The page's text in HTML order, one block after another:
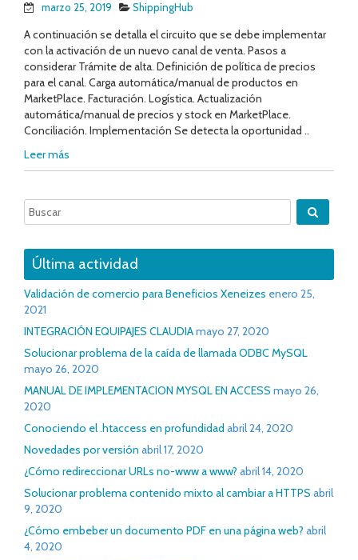
marzo 25, 2019 ShippingHub
A continuación se detalla el circuito que se debe implementar
con la activación de un nuevo canal de venta. Pasos a
considerar Trámite de alta. Definición de política de precios
para el canal. Carga automática/manual de productos en
MarketPlace. Facturación. Logística. Actualización
automática/manual de precios y stock en MarketPlace.
Conciliación. Implementación Se detecta la oportunidad ..
Leer más
Última actividad
Validación de comercio para Beneficios Xeneizes enero 25,
2021
INTEGRACIÓN EQUIPAJES CLAUDIAmayo 27, 2020
Solucionar problema de la caída de llamada ODBC MySQL
mayo 26, 2020
MANUAL DE IMPLEMENTACION MYSQL EN ACCESS mayo 26,
2020
Conociendo el .htaccess en profundidad abril 24, 2020
Novedades por versión abril 17, 2020
¿Cómo redireccionar URLs no-www a www? abril 14, 2020
Solucionar problema contenido mixto al cambiar a HTTPS abril
9, 2020
¿Cómo embeber un documento PDF en una página web? abril
4, 2020